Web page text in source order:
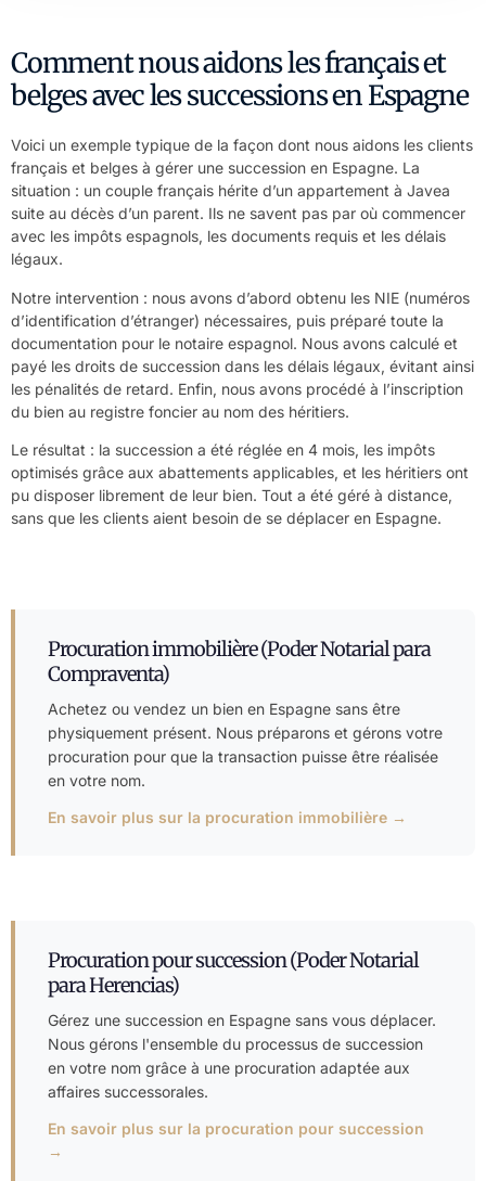
Comment nous aidons les français et
belges avec les successions en Espagne
Voici un exemple typique de la façon dont nous aidons les clients
français et belges à gérer une succession en Espagne. La
situation : un couple français hérite d’un appartement à Javea
suite au décès d’un parent. Ils ne savent pas par où commencer
avec les impôts espagnols, les documents requis et les délais
légaux.
Notre intervention : nous avons d’abord obtenu les NIE (numéros
d’identification d’étranger) nécessaires, puis préparé toute la
documentation pour le notaire espagnol. Nous avons calculé et
payé les droits de succession dans les délais légaux, évitant ainsi
les pénalités de retard. Enfin, nous avons procédé à l’inscription
du bien au registre foncier au nom des héritiers.
Le résultat : la succession a été réglée en 4 mois, les impôts
optimisés grâce aux abattements applicables, et les héritiers ont
pu disposer librement de leur bien. Tout a été géré à distance,
sans que les clients aient besoin de se déplacer en Espagne.
Procuration immobilière (Poder Notarial para
Compraventa)
Achetez ou vendez un bien en Espagne sans être
physiquement présent. Nous préparons et gérons votre
procuration pour que la transaction puisse être réalisée
en votre nom.
En savoir plus sur la procuration immobilière →
Procuration pour succession (Poder Notarial
para Herencias)
Gérez une succession en Espagne sans vous déplacer.
Nous gérons l'ensemble du processus de succession
en votre nom grâce à une procuration adaptée aux
affaires successorales.
En savoir plus sur la procuration pour succession
→